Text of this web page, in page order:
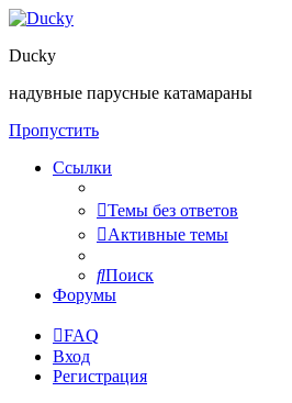
Ducky
надувные парусные катамараны
Пропустить
Ссылки
Темы без ответов
Активные темы
Поиск
Форумы
FAQ
Вход
Регистрация